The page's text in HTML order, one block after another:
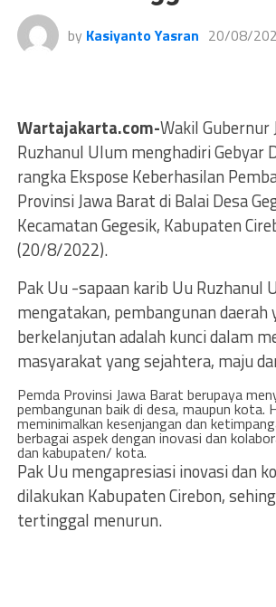
by Kasiyanto Yasran 20/08/
Wartajakarta.com-Wakil Gubernur
Ruzhanul Ulum menghadiri Gebyar
rangka Ekspose Keberhasilan
Provinsi Jawa Barat di Balai Desa
Kecamatan Gegesik, Kabupaten
(20/8/2022).
Pak Uu -sapaan karib Uu Ruzhanul
mengatakan, pembangunan daerah
berkelanjutan adalah kunci dalam
masyarakat yang sejahtera, maju
Pemda Provinsi Jawa Barat berupaya
pembangunan baik di desa, maupun kota.
meminimalkan kesenjangan dan
berbagai aspek dengan inovasi dan
dan kabupaten/ kota.
Pak Uu mengapresiasi inovasi dan
dilakukan Kabupaten Cirebon,
tertinggal menurun.